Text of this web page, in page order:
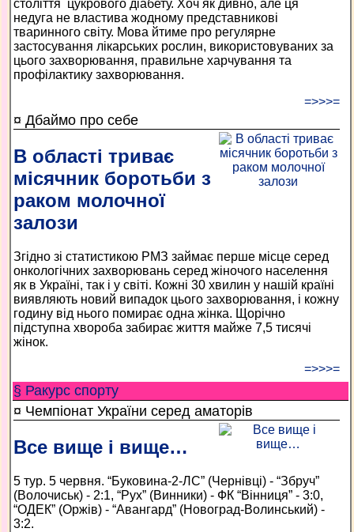
століття ­ цукрового діабету. Хоч як дивно, але ця
недуга не властива жодному представникові
тваринного світу. Мова йтиме про регулярне
застосування лікарських рослин, використовуваних за
цього захворювання, правильне харчування та
профілактику захворювання.
=>>>=
¤ Дбаймо про себе
В області триває
місячник боротьби з
раком молочної
залози
Згідно зі статистикою РМЗ займає перше місце серед
онкологічних захворювань серед жіночого населення
як в Україні, так і у світі. Кожні 30 хвилин у нашій країні
виявляють новий випадок цього захворювання, і кожну
годину від нього помирає одна жінка. Щорічно
підступна хвороба забирає життя майже 7,5 тисячі
жінок.
=>>>=
§ Ракурс спорту
¤ Чемпіонат України серед аматорів
Все вище і вище…
5 тур. 5 червня. “Буковина-2-ЛС” (Чернівці) - “Збруч”
(Волочиськ) - 2:1, “Рух” (Винники) - ФК “Вінниця” - 3:0,
“ОДЕК” (Оржів) - “Авангард” (Новоград-Волинський) -
3:2.